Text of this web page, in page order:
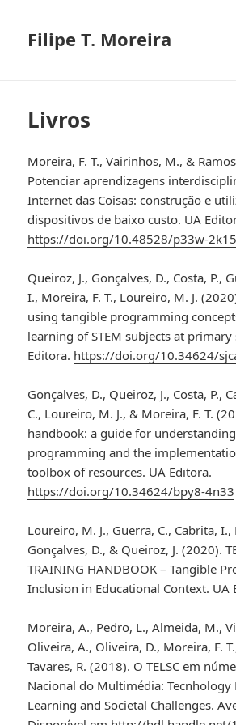
Filipe T. Moreira
Livros
Moreira, F. T., Vairinhos, M., &
Potenciar aprendizagens
Internet das Coisas: construção e
dispositivos de baixo custo. UA
https://doi.org/10.48528/p33w-2k15
Queiroz, J., Gonçalves, D., Costa, P.,
I., Moreira, F. T., Loureiro, M. J.
using tangible programming
learning of STEM subjects at primary
Editora. https://doi.org/10.34624/
Gonçalves, D., Queiroz, J., Costa, P.,
C., Loureiro, M. J., & Moreira, F. T.
handbook: a guide for
programming and the
toolbox of resources. UA Editora.
https://doi.org/10.34624/bpy8-4n33
Loureiro, M. J., Guerra, C., Cabrita, I.,
Gonçalves, D., & Queiroz, J. (2020).
TRAINING HANDBOOK – Tangible
Inclusion in Educational Context. UA
Moreira, A., Pedro, L., Almeida, M.,
Oliveira, A., Oliveira, D., Moreira, F.
Tavares, R. (2018). O TELSC em
Nacional do Multimédia: Tecnhology
Learning and Societal Challenges.